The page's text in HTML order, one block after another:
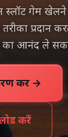
स्लॉट गेम
प्रदान
का आनंद ले
करें →
करें